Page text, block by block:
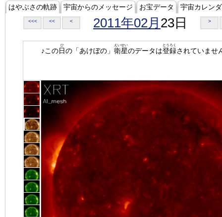
はやぶさの軌跡 宇宙からのメッセージ お宝データ 宇宙カレン
<<< << < 2011年02月 23日 >
♪この日
ひ
の「あけぼの」 衛星
えいせい
のデータは登録
とうろく
されていませ